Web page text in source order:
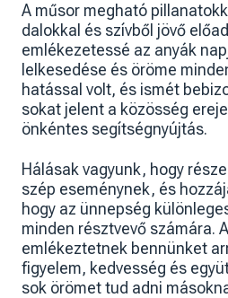
A műsor megható
dalokkal és szívből jövő
emlékezetessé az anyák
lelkesedése és öröme
hatással volt, és ismét
sokat jelent a közösség
önkéntes segítségnyújtás.
Hálásak vagyunk, hogy
szép eseménynek, és
hogy az ünnepség
minden résztvevő számára.
emlékeztetnek bennünket
figyelem, kedvesség és
sok örömet tud adni